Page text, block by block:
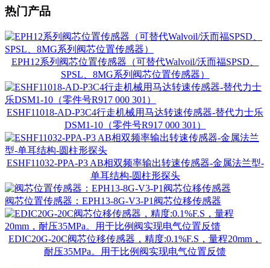
热门产品
EPH12系列阀芯位置传感器（可替代Walvoil/沃而福SPSD、
SPSL、8MG系列阀芯位置传感器）
ESHF11018-AD-P3C4行走机械用马达转速传感器-替代力士乐
DSM1-10（零件号R917 000 301）
ESHF11032-PPA-P3 AB相双频率输出转速传感器-金属法兰型-
单耳结构-圆柱形探头
阀芯位置传感器：EPH13-8G-V3-P1阀芯位移传感器
EDIC20G-20C阀芯位移传感器，精度:0.1%F.S，量程20mm，
耐压35MPa。用于比例阀实现电气位置反馈